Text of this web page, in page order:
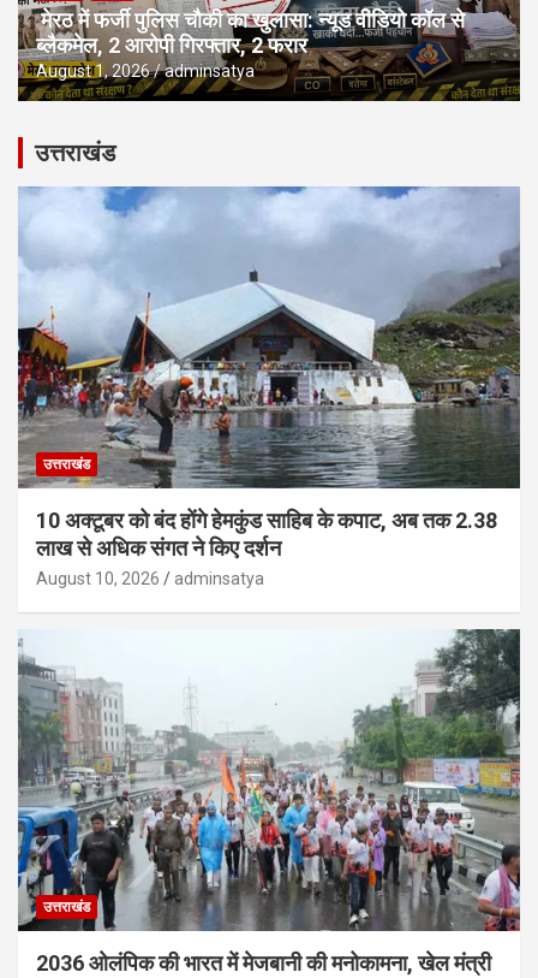
मेरठ में फर्जी पुलिस चौकी का खुलासा: न्यूड वीडियो कॉल से
ब्लैकमेल, 2 आरोपी गिरफ्तार, 2 फरार
August 1, 2026 adminsatya
उत्तराखंड
उत्तराखंड
10 अक्टूबर को बंद होंगे हेमकुंड साहिब के कपाट, अब तक 2.38
लाख से अधिक संगत ने किए दर्शन
August 10, 2026 adminsatya
उत्तराखंड
2036 ओलंपिक की भारत में मेजबानी की मनोकामना, खेल मंत्री